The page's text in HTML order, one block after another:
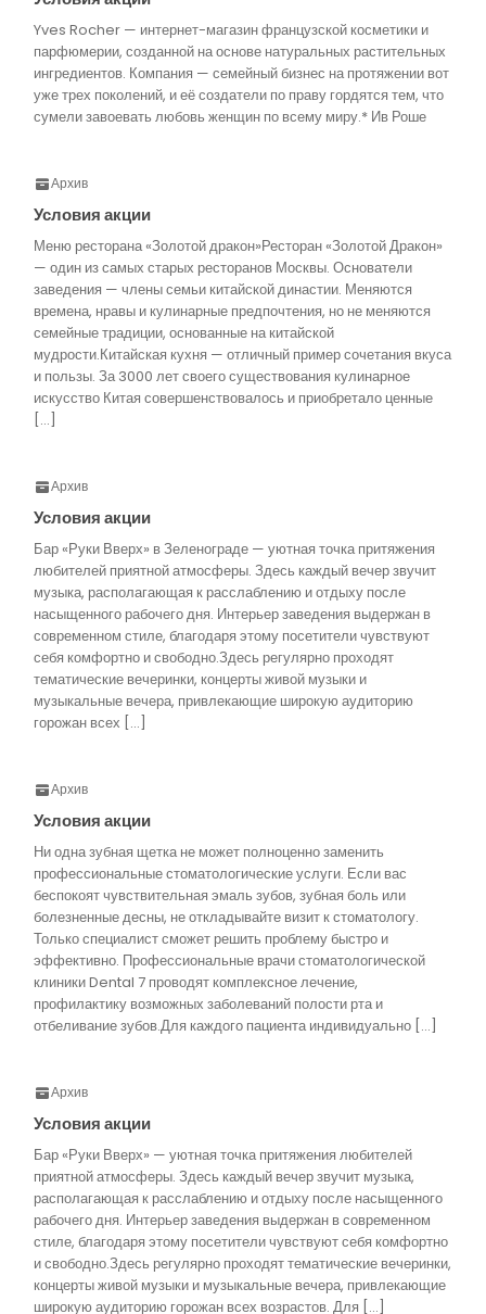
Yves Rocher — интернет-магазин французской косметики и
парфюмерии, созданной на основе натуральных растительных
ингредиентов. Компания — семейный бизнес на протяжении вот
уже трех поколений, и её создатели по праву гордятся тем, что
сумели завоевать любовь женщин по всему миру.* Ив Роше
Архив
Условия акции
Меню ресторана «Золотой дракон»Ресторан «Золотой Дракон»
— один из самых старых ресторанов Москвы. Основатели
заведения — члены семьи китайской династии. Меняются
времена, нравы и кулинарные предпочтения, но не меняются
семейные традиции, основанные на китайской
мудрости.Китайская кухня — отличный пример сочетания вкуса
и пользы. За 3000 лет своего существования кулинарное
искусство Китая совершенствовалось и приобретало ценные
[…]
Архив
Условия акции
Бар «Руки Вверх» в Зеленограде — уютная точка притяжения
любителей приятной атмосферы. Здесь каждый вечер звучит
музыка, располагающая к расслаблению и отдыху после
насыщенного рабочего дня. Интерьер заведения выдержан в
современном стиле, благодаря этому посетители чувствуют
себя комфортно и свободно.Здесь регулярно проходят
тематические вечеринки, концерты живой музыки и
музыкальные вечера, привлекающие широкую аудиторию
горожан всех […]
Архив
Условия акции
Ни одна зубная щетка не может полноценно заменить
профессиональные стоматологические услуги. Если вас
беспокоят чувствительная эмаль зубов, зубная боль или
болезненные десны, не откладывайте визит к стоматологу.
Только специалист сможет решить проблему быстро и
эффективно. Профессиональные врачи стоматологической
клиники Dental 7 проводят комплексное лечение,
профилактику возможных заболеваний полости рта и
отбеливание зубов.Для каждого пациента индивидуально […]
Архив
Условия акции
Бар «Руки Вверх» — уютная точка притяжения любителей
приятной атмосферы. Здесь каждый вечер звучит музыка,
располагающая к расслаблению и отдыху после насыщенного
рабочего дня. Интерьер заведения выдержан в современном
стиле, благодаря этому посетители чувствуют себя комфортно
и свободно.Здесь регулярно проходят тематические вечеринки,
концерты живой музыки и музыкальные вечера, привлекающие
широкую аудиторию горожан всех возрастов. Для […]